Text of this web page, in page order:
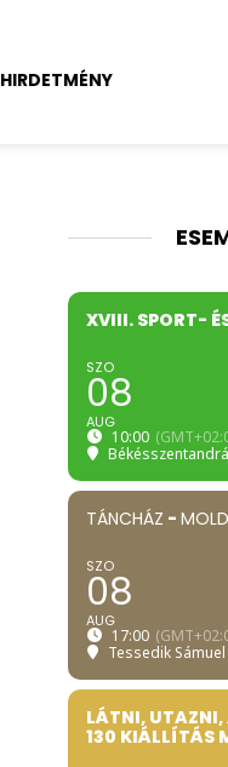
HIRDETMÉNY
XVIII. SPORT-
SZO
08
AUG
10:00
TÁNCHÁZ -
SZO
08
AUG
17:00
Tessedik
LÁTNI,
130 KIÁLLÍTÁS